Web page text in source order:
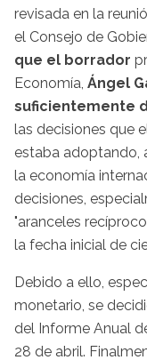
revisada en la
el Consejo de
que el borrador
Economía, Ángel
suficientemente
las decisiones que
estaba adoptando,
la economía
decisiones,
"aranceles
la fecha inicial de
Debido a ello,
monetario, se
del Informe Anual
28 de abril.